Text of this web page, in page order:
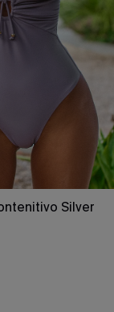
Silver